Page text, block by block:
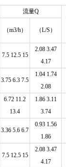
流量Q
（m3/h） （L/S）
7.5 12.5 15
2.08 3.47
4.17
3.75 6.3 7.5
1.04 1.74
2.08
6.72 11.2
13.4
1.86 3.11
3.74
3.36 5.6 6.7
0.93 1.56
1.86
7.5 12.5 15
2.08 3.47
4.17